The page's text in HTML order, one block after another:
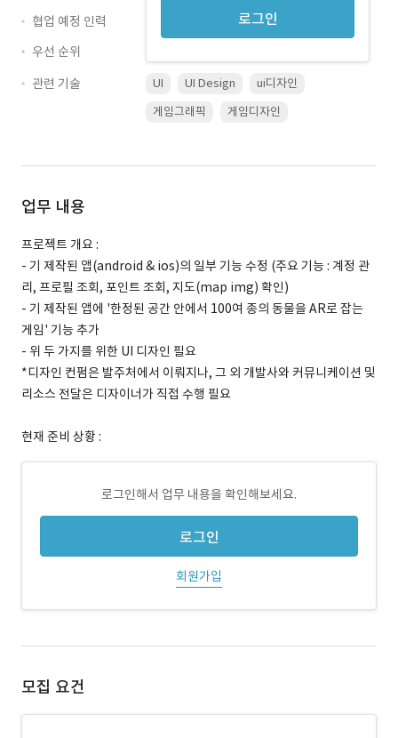
로그인
협업 예정 인력
우선 순위
관련 기술
UI UI Design
ui디자인
게임그래픽
게임디자인
업무 내용
프로젝트 개요 :
- 기 제작된 앱(android & ios)의 일부 기능 수정 (주요 기능 : 계정 관
리, 프로필 조회, 포인트 조회, 지도(map img) 확인)
- 기 제작된 앱에 '한정된 공간 안에서 100여 종의 동물을 AR로 잡는
게임' 기능 추가
- 위 두 가지를 위한 UI 디자인 필요
*디자인 컨펌은 발주처에서 이뤄지나, 그 외 개발사와 커뮤니케이션 및
리소스 전달은 디자이너가 직접 수행 필요
현재 준비 상황 :
로그인해서 업무 내용을 확인해보세요.
로그인
회원가입
모집 요건